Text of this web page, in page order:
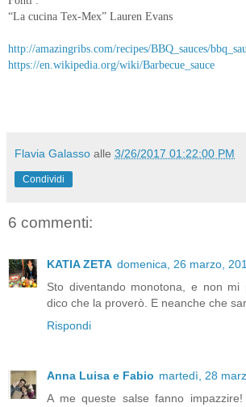
“La cucina Tex-Mex” Lauren Evans
http://amazingribs.com/recipes/BBQ_sauces/
https://en.wikipedia.org/wiki/Barbecue_sauce
Flavia Galasso alle 3/26/2017 01:22:00 PM
Condividi
6 commenti:
KATIA ZETA domenica, 26 marzo,
Sto diventando monotona, e non mi
dico che la proverò. E neanche che
Rispondi
Anna Luisa e Fabio martedì, 28
A me queste salse fanno